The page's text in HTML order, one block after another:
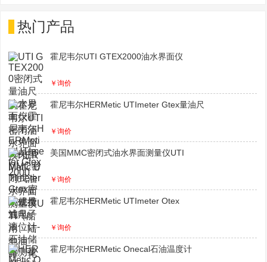
热门产品
霍尼韦尔UTI GTEX2000油水界面仪
￥询价
霍尼韦尔HERMetic UTImeter Gtex量油尺
￥询价
美国MMC密闭式油水界面测量仪UTI
￥询价
霍尼韦尔HERMetic UTImeter Otex
￥询价
霍尼韦尔HERMetic Onecal石油温度计